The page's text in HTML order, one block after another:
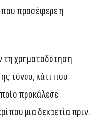
προσέφερε η
τη χρηματοδότηση
τόνου, κάτι που
προκάλεσε
μια δεκαετία πριν.